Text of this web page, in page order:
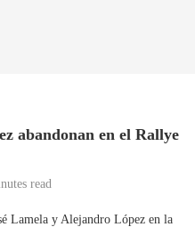
abandonan en el Rallye
read
Lamela y Alejandro López en la